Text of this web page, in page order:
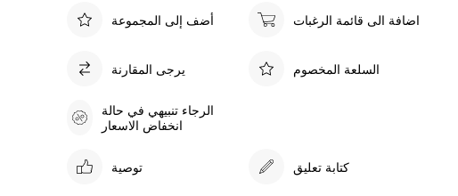
أضف إلى المجموعة اضافة الى قائمة الرغبات
يرجى المقارنة السلعة المخصوم
الرجاء تنبيهي في حالة
انخفاض الاسعار
توصية كتابة تعليق